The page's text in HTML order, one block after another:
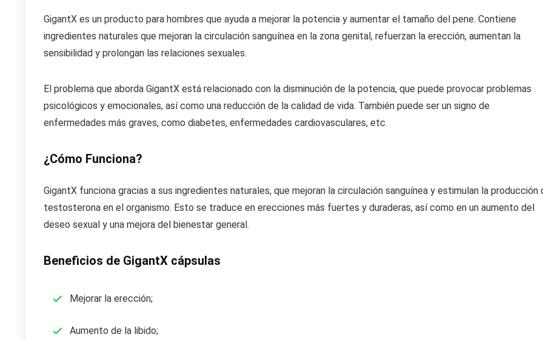
GigantX es un producto para hombres que ayuda a mejorar la potencia y aumentar el tamaño del pene. Contiene
ingredientes naturales que mejoran la circulación sanguínea en la zona genital, refuerzan la erección, aumentan la
sensibilidad y prolongan las relaciones sexuales.
El problema que aborda GigantX está relacionado con la disminución de la potencia, que puede provocar problemas
psicológicos y emocionales, así como una reducción de la calidad de vida. También puede ser un signo de
enfermedades más graves, como diabetes, enfermedades cardiovasculares, etc.
¿Cómo Funciona?
GigantX funciona gracias a sus ingredientes naturales, que mejoran la circulación sanguínea y estimulan la producción
testosterona en el organismo. Esto se traduce en erecciones más fuertes y duraderas, así como en un aumento del
deseo sexual y una mejora del bienestar general.
Beneficios de GigantX cápsulas
Mejorar la erección;
Aumento de la libido;